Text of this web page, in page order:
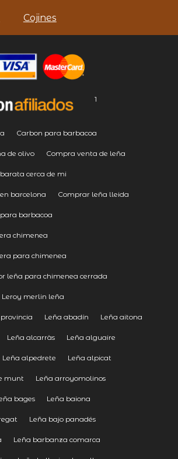
Cojines
1
Carbon para barbacoa
de olivo Compra venta de leña
cerca de mi
barcelona Comprar leña lleida
barbacoa
chimenea
para chimenea
leña para chimenea cerrada
Leroy merlin leña
Leña abadín Leña aitona
Leña alcarràs Leña alguaire
Leña alpedrete Leña alpicat
munt Leña arroyomolinos
bages Leña baiona
Leña bajo panadés
Leña barbanza comarca